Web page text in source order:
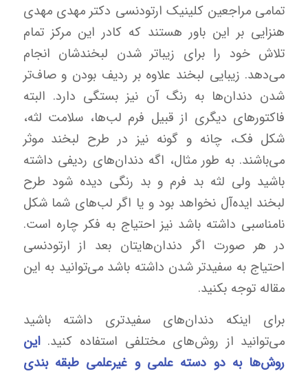
تمامی مراجعین کلینیک ارتودنسی دکتر مهدی مهدی
هنزایی بر این باور هستند که کادر این مرکز تمام
تلاش خود را برای زیباتر شدن لبخندشان انجام
می‌دهد. زیبایی لبخند علاوه بر ردیف بودن و صاف‌تر
شدن دندان‌ها به رنگ آن نیز بستگی دارد. البته
فاکتورهای دیگری از قبیل فرم لب‌ها، سلامت لثه،
شکل فک، چانه و گونه نیز در طرح لبخند موثر
می‌باشند. به طور مثال، اگه دندان‌های ردیفی داشته
باشید ولی لثه بد فرم و بد رنگی دیده شود طرح
لبخند ایده‌آل نخواهد بود و یا اگر لب‌های شما شکل
نامناسبی داشته باشد نیز احتیاج به فکر چاره است.
در هر صورت اگر دندان‌هایتان بعد از ارتودنسی
احتیاج به سفیدتر شدن داشته باشد می‌توانید به این
مقاله توجه بکنید.
برای اینکه دندان‌های سفیدتری داشته باشید
می‌توانید از روش‌های مختلفی استفاده کنید.این
روش‌ها به دو دسته علمی و غیرعلمی طبقه بندی